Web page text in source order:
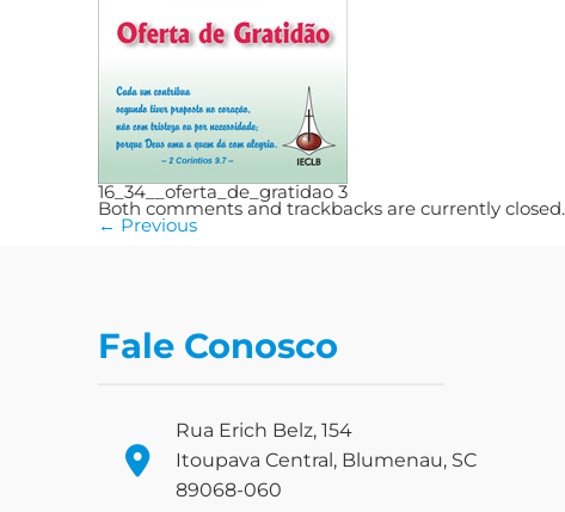
16_34__oferta_de_gratidao 3
Both comments and trackbacks are currently closed.
← Previous
Fale Conosco
Rua Erich Belz, 154
Itoupava Central, Blumenau, SC
89068-060